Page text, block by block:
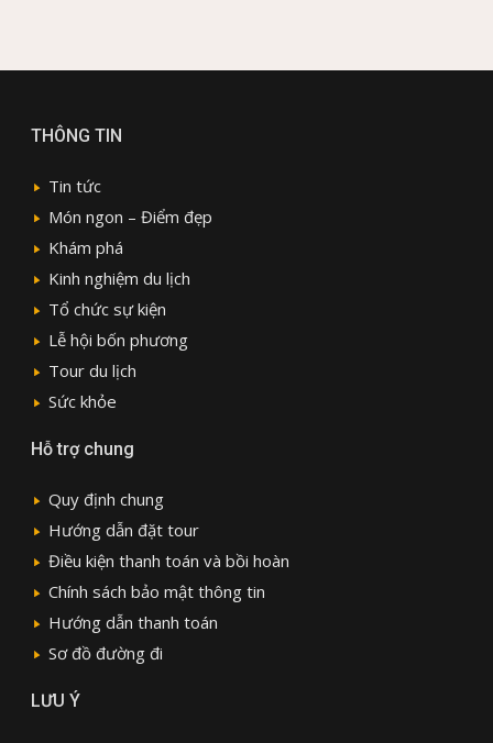
THÔNG TIN
Tin tức
Món ngon – Điểm đẹp
Khám phá
Kinh nghiệm du lịch
Tổ chức sự kiện
Lễ hội bốn phương
Tour du lịch
Sức khỏe
Hỗ trợ chung
Quy định chung
Hướng dẫn đặt tour
Điều kiện thanh toán và bồi hoàn
Chính sách bảo mật thông tin
Hướng dẫn thanh toán
Sơ đồ đường đi
LƯU Ý